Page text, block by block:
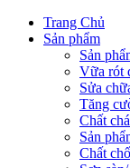
Trang Chủ
Sản phẩm
Sản
Vữa rót
Sửa
Tăng
Chất
Sản
Chất